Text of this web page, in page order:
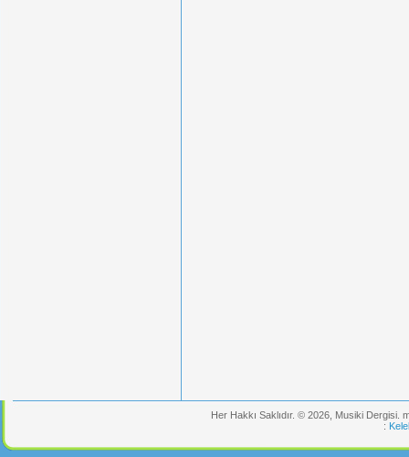
Her Hakkı Saklıdır. © 2026, Musiki
: